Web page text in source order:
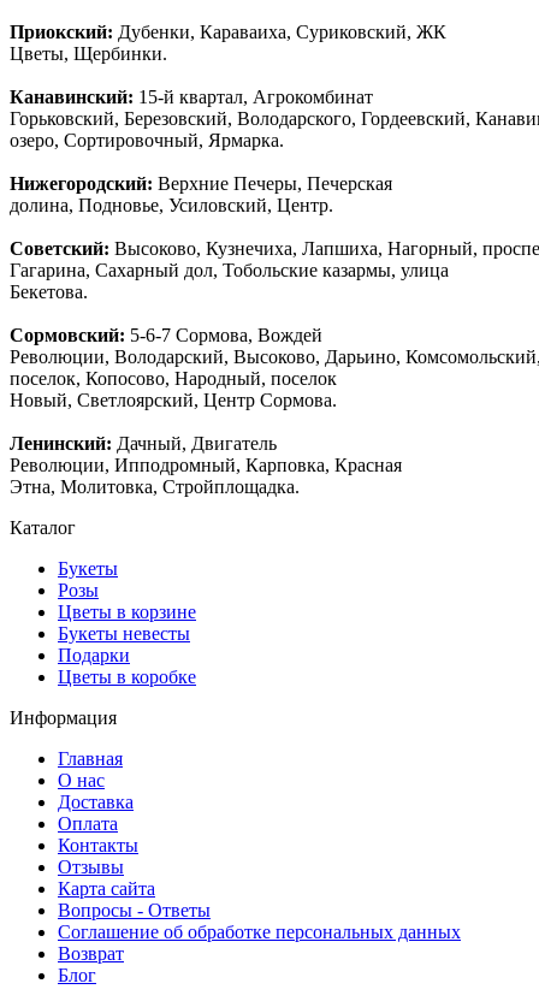
Приокский: Дубенки, Караваиха, Суриковский, ЖК
Цветы, Щербинки.
Канавинский: 15-й квартал, Агрокомбинат
Горьковский, Березовский, Володарского, Гордеевский,
озеро, Сортировочный, Ярмарка.
Нижегородский: Верхние Печеры, Печерская
долина, Подновье, Усиловский, Центр.
Советский: Высоково, Кузнечиха, Лапшиха, Нагорный,
Гагарина, Сахарный дол, Тобольские казармы, улица
Бекетова.
Сормовский: 5-6-7 Сормова, Вождей
Революции, Володарский, Высоково, Дарьино,
поселок, Копосово, Народный, поселок
Новый, Светлоярский, Центр Сормова.
Ленинский: Дачный, Двигатель
Революции, Ипподромный, Карповка, Красная
Этна, Молитовка, Стройплощадка.
Каталог
Букеты
Розы
Цветы в корзине
Букеты невесты
Подарки
Цветы в коробке
Информация
Главная
О нас
Доставка
Оплата
Контакты
Отзывы
Карта сайта
Вопросы - Ответы
Соглашение об обработке персональных данных
Возврат
Блог